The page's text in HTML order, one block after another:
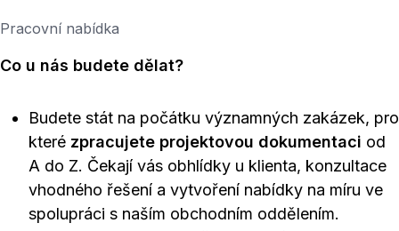
Pracovní nabídka
Co u nás budete dělat?
Budete stát na počátku významných zakázek, pro
které zpracujete projektovou dokumentaci od
A do Z. Čekají vás obhlídky u klienta, konzultace
vhodného řešení a vytvoření nabídky na míru ve
spolupráci s naším obchodním oddělením.